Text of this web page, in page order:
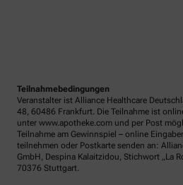
Teilnahmebedingungen
Veranstalter ist Alliance Healthcare
48, 60486 Frankfurt. Die Teilnahme ist
unter www.apotheke.com und per Post
Teilnahme am Gewinnspiel – online
teilnehmen oder Postkarte senden an:
GmbH, Despina Kalaitzidou, Stichwort „La
70376 Stuttgart.